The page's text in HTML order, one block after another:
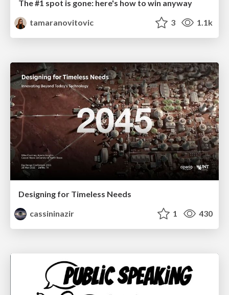
The #1 spot is gone: here's how to win anyway
tamaranovitovic
3 1.1k
Designing for Timeless Needs
cassininazir
1 430